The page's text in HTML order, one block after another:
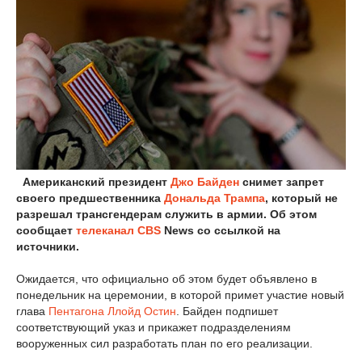
Американский президент Джо Байден снимет запрет
своего предшественника Дональда Трампа, который не
разрешал трансгендерам служить в армии. Об этом
сообщает телеканал CBS News со ссылкой на
источники.
Ожидается, что официально об этом будет объявлено в
понедельник на церемонии, в которой примет участие новый
глава Пентагона Ллойд Остин . Байден подпишет
соответствующий указ и прикажет подразделениям
вооруженных сил разработать план по его реализации.